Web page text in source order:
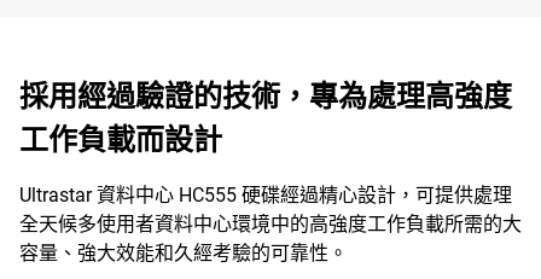
採用經過驗證的技術，專為處理高強度
工作負載而設計
Ultrastar 資料中心 HC555 硬碟經過精心設計，可提供處理
全天候多使用者資料中心環境中的高強度工作負載所需的大
容量、強大效能和久經考驗的可靠性。